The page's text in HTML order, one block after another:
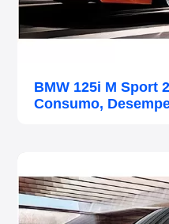
BMW 125i M Sport
Consumo,